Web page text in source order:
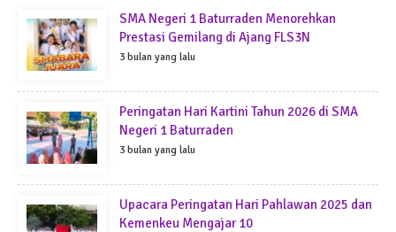
SMA Negeri 1 Baturraden Menorehkan
Prestasi Gemilang di Ajang FLS3N
3 bulan yang lalu
Peringatan Hari Kartini Tahun 2026 di SMA
Negeri 1 Baturraden
3 bulan yang lalu
Upacara Peringatan Hari Pahlawan 2025 dan
Kemenkeu Mengajar 10